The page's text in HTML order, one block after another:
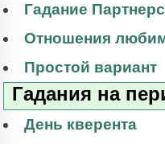
Гадание
Отношения
Простой вариант
Гадания на
День кверента